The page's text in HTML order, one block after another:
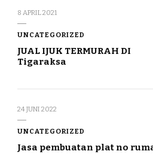
8 APRIL 2021
UNCATEGORIZED
JUAL IJUK TERMURAH DI
Tigaraksa
24 JUNI 2022
UNCATEGORIZED
Jasa pembuatan plat no